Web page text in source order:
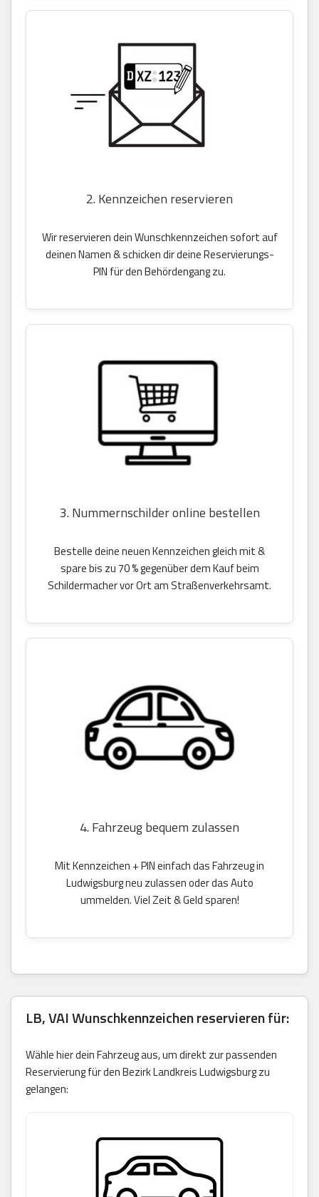
2. Kennzeichen reservieren
Wir reservieren dein Wunschkennzeichen sofort auf
deinen Namen & schicken dir deine Reservierungs-
PIN für den Behördengang zu.
3. Nummernschilder online bestellen
Bestelle deine neuen Kennzeichen gleich mit &
spare bis zu 70 % gegenüber dem Kauf beim
Schildermacher vor Ort am Straßenverkehrsamt.
4. Fahrzeug bequem zulassen
Mit Kennzeichen + PIN einfach das Fahrzeug in
Ludwigsburg neu zulassen oder das Auto
ummelden. Viel Zeit & Geld sparen!
LB, VAI Wunschkennzeichen reservieren für:
Wähle hier dein Fahrzeug aus, um direkt zur passenden
Reservierung für den Bezirk Landkreis Ludwigsburg zu
gelangen: